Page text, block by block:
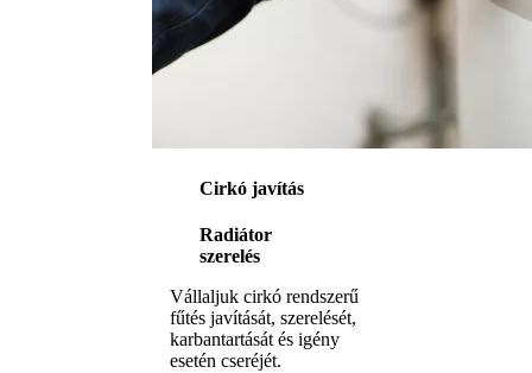
Cirkó javítás
Radiátor
szerelés
Vállaljuk cirkó rendszerű
fűtés javítását, szerelését,
karbantartását és igény
esetén cseréjét.